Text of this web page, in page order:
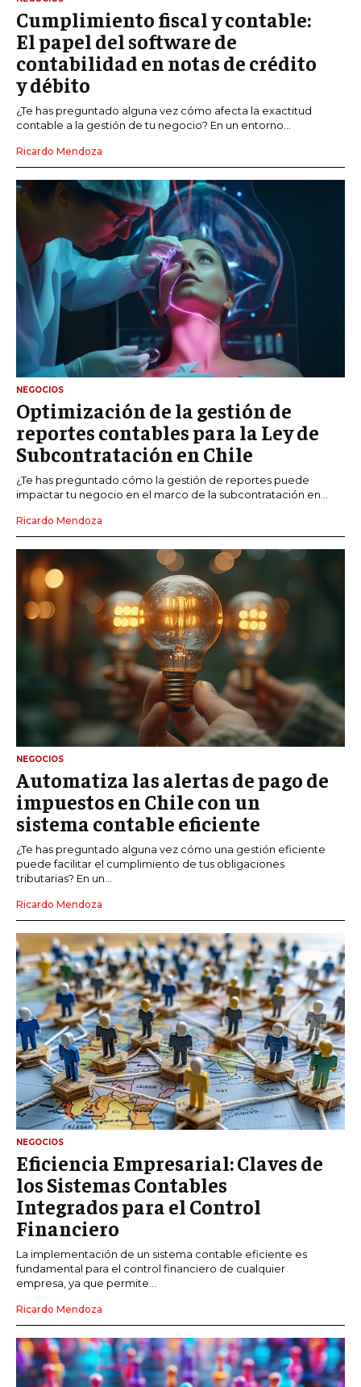
Cumplimiento fiscal y contable:
El papel del software de
contabilidad en notas de crédito
y débito
¿Te has preguntado alguna vez cómo afecta la exactitud
contable a la gestión de tu negocio? En un entorno...
Ricardo Mendoza
NEGOCIOS
Optimización de la gestión de
reportes contables para la Ley de
Subcontratación en Chile
¿Te has preguntado cómo la gestión de reportes puede
impactar tu negocio en el marco de la subcontratación en...
Ricardo Mendoza
NEGOCIOS
Automatiza las alertas de pago de
impuestos en Chile con un
sistema contable eficiente
¿Te has preguntado alguna vez cómo una gestión eficiente
puede facilitar el cumplimiento de tus obligaciones
tributarias? En un...
Ricardo Mendoza
NEGOCIOS
Eficiencia Empresarial: Claves de
los Sistemas Contables
Integrados para el Control
Financiero
La implementación de un sistema contable eficiente es
fundamental para el control financiero de cualquier
empresa, ya que permite...
Ricardo Mendoza